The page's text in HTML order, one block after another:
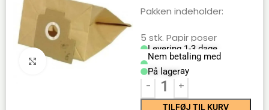
Click to enlarge
Pakken indeholder:
5 stk. Papir poser
Levering 1-3 dage
Nem betaling med
Mobilepay
På lager
TILFØJ TIL KURV